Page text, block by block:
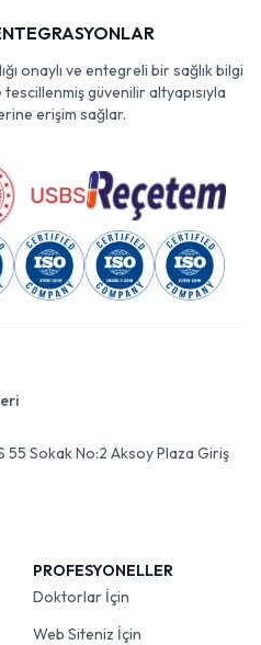
onaylı ve entegreli bir sağlık bilgi
güvenilir altyapısıyla
erişim sağlar.
55 Sokak No:2 Aksoy Plaza Giriş
PROFESYONELLER
Doktorlar İçin
Web Siteniz İçin